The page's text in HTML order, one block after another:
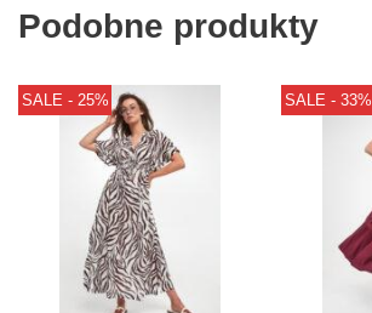
Podobne produkty
SALE - 25% SALE - 33%